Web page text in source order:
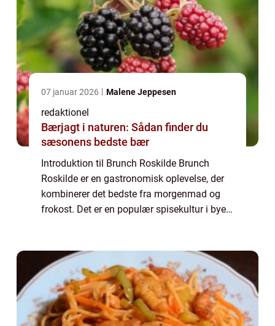
07 januar 2026 Malene Jeppesen
redaktionel
Bærjagt i naturen: Sådan finder du
sæsonens bedste bær
Introduktion til Brunch Roskilde Brunch
Roskilde er en gastronomisk oplevelse, der
kombinerer det bedste fra morgenmad og
frokost. Det er en populær spisekultur i byen
unikke bl...